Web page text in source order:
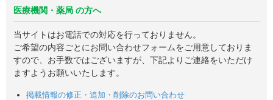
医療機関・薬局 の方へ
当サイトはお電話での対応を行っておりません。
ご希望の内容ごとにお問い合わせフォームをご用意しておりま
すので、お手数ではございますが、下記よりご連絡をいただけ
ますようお願いいたします。
掲載情報の修正・追加・削除のお問い合わせ